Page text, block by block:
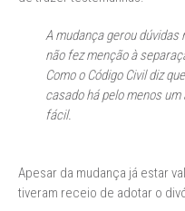
A mudança gerou
não fez menção à
Como o Código Civil diz
casado há pelo menos
fácil.
Apesar da mudança já estar
tiveram receio de adotar o